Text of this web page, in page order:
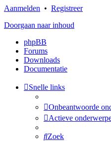
Aanmelden • Registreer
Doorgaan naar inhoud
phpBB
Forums
Downloads
Documentatie
Snelle links
Onbeantwoorde
Actieve
Zoek